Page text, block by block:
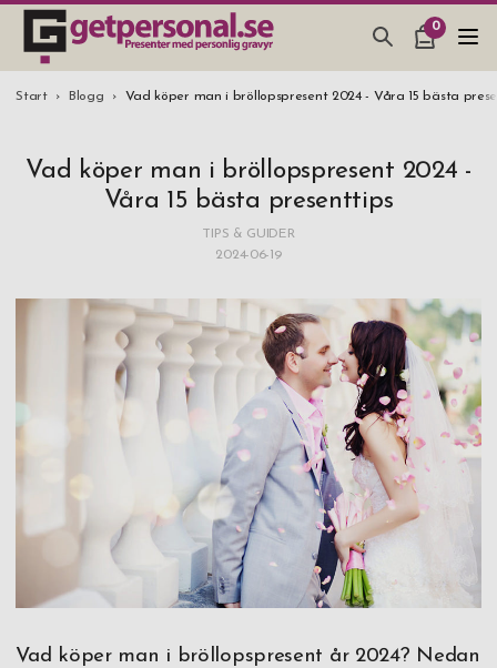
0
PRESENTER & PRYLAR
SMYCKEN & ACCESSOARER
BRÖLLOPSPRESENT 2026
STUDENTPRESENT 2026
Start Blogg Vad köper man i bröllopspresent 2024 - Våra 15 bästa
Vad köper man i bröllopspresent 2024 -
Våra 15 bästa presenttips
TIPS & GUIDER
2024-06-19
Vad köper man i bröllopspresent år 2024? Nedan